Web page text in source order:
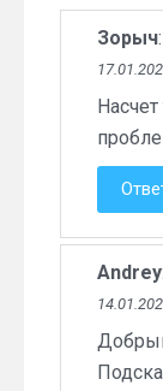
Зорыч:
Andrey: